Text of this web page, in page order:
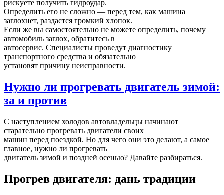
рискуете получить гидроудар.
Определить его не сложно — перед тем, как машина
заглохнет, раздастся громкий хлопок.
Если же вы самостоятельно не можете определить, почему
автомобиль заглох, обратитесь в
автосервис. Специалисты проведут диагностику
транспортного средства и обязательно
установят причину неисправности.
Нужно ли прогревать двигатель зимой:
за и против
С наступлением холодов автовладельцы начинают
старательно прогревать двигатели своих
машин перед поездкой. Но для чего они это делают, а самое
главное, нужно ли прогревать
двигатель зимой и поздней осенью? Давайте разбираться.
Прогрев двигателя: дань традиции